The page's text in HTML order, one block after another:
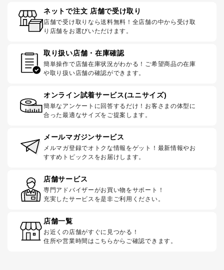
ネットで注文 店舗で受け取り
店舗で受け取りなら送料無料！全店舗の中から受け取
り店舗をお選びいただけます。
取り扱い店舗・在庫確認
簡単操作で店舗在庫状況がわかる！ご希望商品の在庫
や取り扱い店舗の確認ができます。
オンライン試着サービス(ユニサイズ)
簡単なアンケートに回答するだけ！お客さまの体型に
合った最適なサイズをご提案します。
メールマガジンサービス
メルマガ登録でオトクな情報をゲット！最新情報やお
すすめトピックスをお届けします。
店舗サービス
専門アドバイザーがお買い物をサポート！
充実したサービスを是非ご利用ください。
店舗一覧
お近くの店舗がすぐに見つかる！
住所や営業時間はこちらからご確認できます。